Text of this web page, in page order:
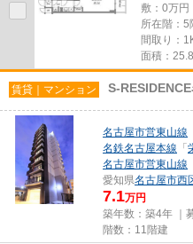
敷：0万円
所在階：5
間取り：
面積：
賃貸｜マンション S-
名古屋市営東山線
名鉄名古屋本線 「
名古屋市営東山線
愛知県名古屋市西
7.1万円
築年数：築4年 ｜
階数：11階建